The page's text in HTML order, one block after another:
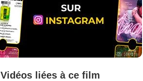
Vidéos liées à ce film